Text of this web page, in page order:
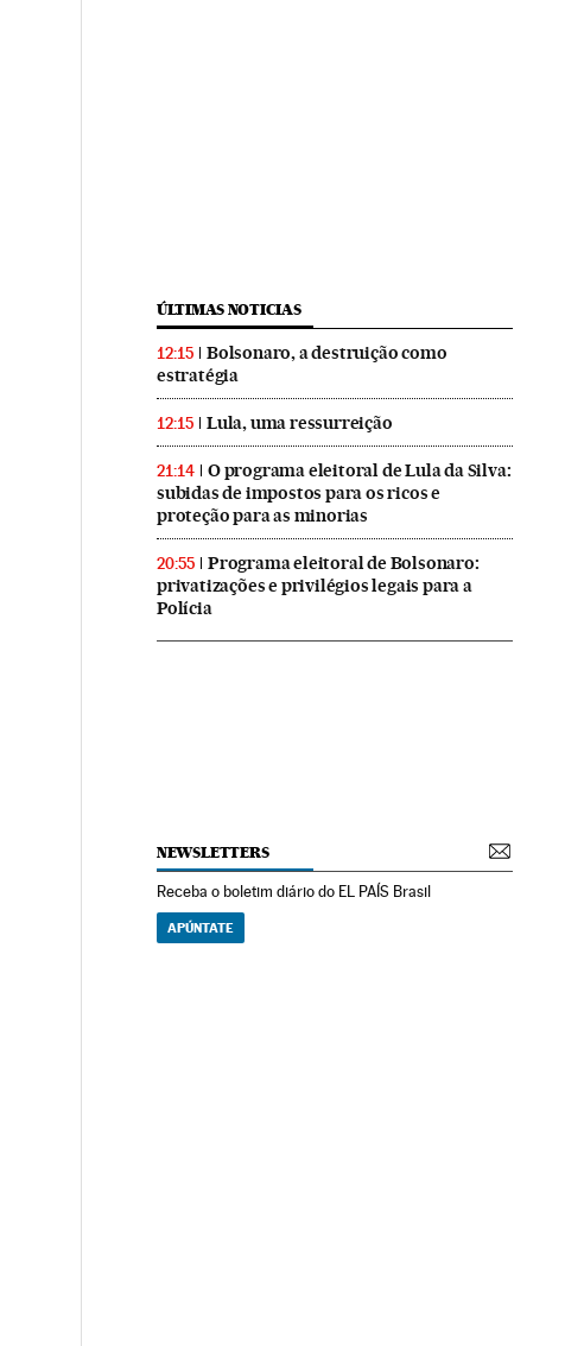
ÚLTIMAS NOTICIAS
12:15
Bolsonaro, a destruição como
estratégia
12:15 Lula, uma ressurreição
21:14
O programa eleitoral de Lula da Silva:
subidas de impostos para os ricos e
proteção para as minorias
20:55
Programa eleitoral de Bolsonaro:
privatizações e privilégios legais para a
Polícia
NEWSLETTERS
Receba o boletim diário do EL PAÍS Brasil
APÚNTATE